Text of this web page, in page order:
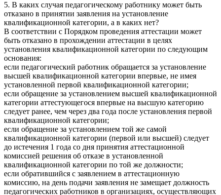
5. В каких случая педагогическому работнику может быть
отказано в принятии заявления на установление
квалификационной категории, а в каких нет?
В соответствии с Порядком проведения аттестации может
быть отказано в прохождении аттестации в целях
установления квалификационной категории по следующим
основания:
если педагогический работник обращается за установление
высшей квалификационной категории впервые, не имея
установленной первой квалификационной категории;
если обращение за установлением высшей квалификационной
категории аттестующегося впервые на высшую категорию
следует ранее, чем через два года после установления первой
квалификационной категории;
если обращение за установлением той же самой
квалификационной категории (первой или высшей) следует
до истечения 1 года со дня принятия аттестационной
комиссией решения об отказе в установленной
квалификационной категории по той же должности;
если обратившийся с заявлением в аттестационную
комиссию, на день подачи заявления не замещает должность
педагогических работников в организациях, осуществляющих